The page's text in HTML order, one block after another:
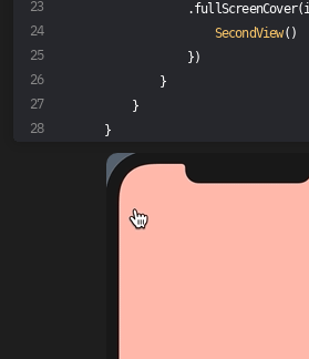
SecondView()
                })
            }
        }
    }
// MARK : PrieView
ContentView_Previews